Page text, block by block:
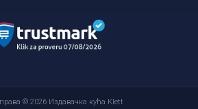
© 2026 Издавачка кућа Klett